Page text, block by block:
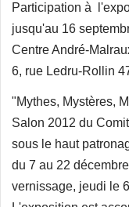
Participation à
jusqu'au 16
Centre André-
6, rue Ledru-Rollin
"Mythes, Mystères,
Salon 2012 du
sous le haut
du 7 au 22
vernissage, jeudi le